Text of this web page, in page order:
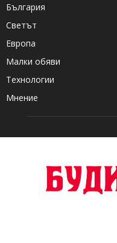
България
Светът
Европа
Малки обяви
Технологии
Мнение